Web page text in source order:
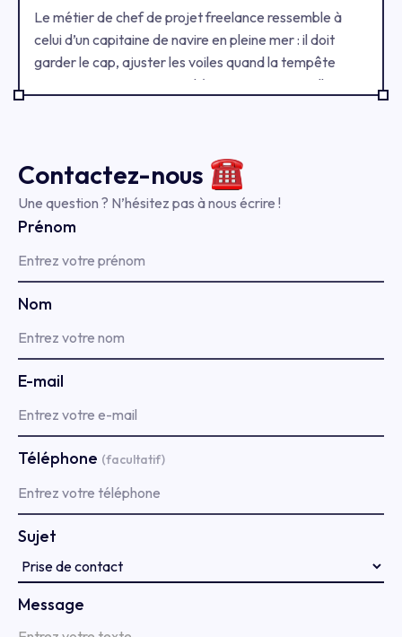
Le métier de chef de projet freelance ressemble à
celui d’un capitaine de navire en pleine mer : il doit
garder le cap, ajuster les voiles quand la tempête
arrive, et surtout rassurer l’équipage. Mais quelles sont
projets ? Voici le top 7 des compétences essentielles
qui font la réussite d’un chef de projet indépendant,
illustrées par des missions réelles.
Contactez-nous
Une question ? N’hésitez pas à nous écrire !
Prénom
Nom
E-mail
Téléphone (facultatif)
Sujet
Message